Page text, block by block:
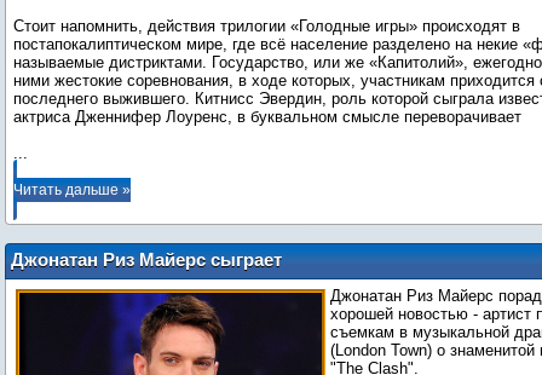
Стоит напомнить, действия трилогии «Голодные игры» происходят в
постапокалиптическом мире, где всё население разделено на некие
называемые дистриктами. Государство, или же «Капитолий»,
ними жестокие соревнования, в ходе которых, участникам приходится
последнего выжившего. Китнисс Эвердин, роль которой сыграла
...
Читать дальше »
Джонатан Риз Майерс сыграет
фронтмена рок-группы "The Clash"
Джонатан Риз Майерс
хорошей новостью - артист
съемкам в музыкальной
(London Town) о знаменитой
"The Clash".